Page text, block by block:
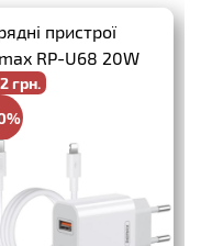
пристрої
RP-U68 20W
+ USB-C-
грн.
грн.